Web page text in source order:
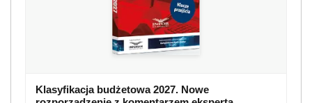
Klasyfikacja budżetowa 2027. Nowe